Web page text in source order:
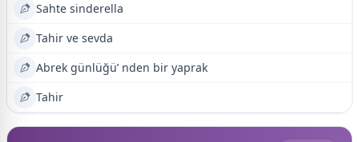
Sahte sinderella
Tahir ve sevda
Abrek günlüğü’ nden bir yaprak
Tahir